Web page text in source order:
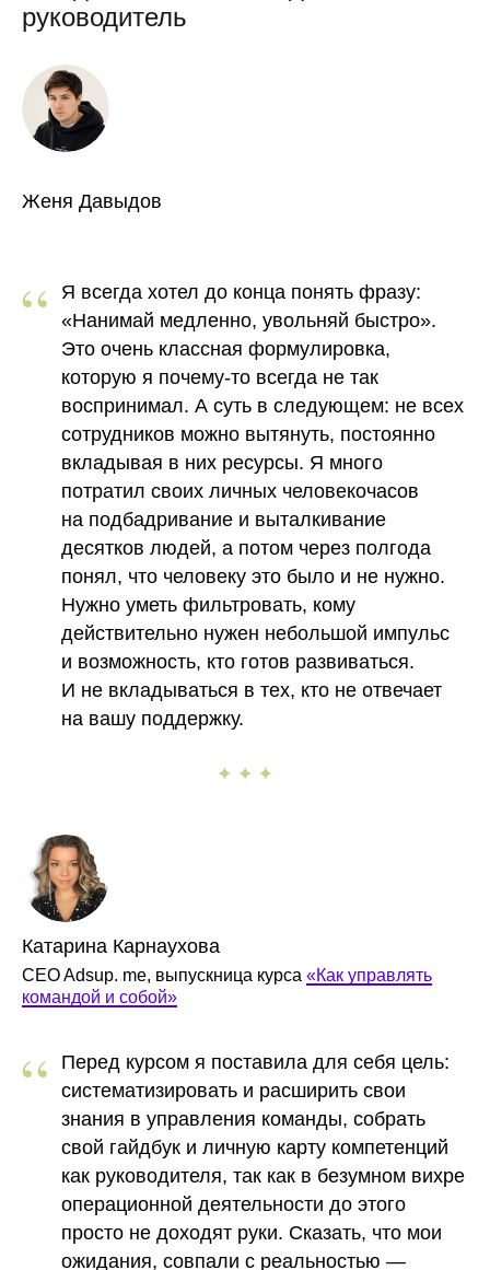
руководитель
Женя Давыдов
“
Я всегда хотел до конца понять фразу:
«Нанимай медленно, увольняй быстро».
Это очень классная формулировка,
которую я почему-то всегда не так
воспринимал. А суть в следующем: не всех
сотрудников можно вытянуть, постоянно
вкладывая в них ресурсы. Я много
потратил своих личных человекочасов
на подбадривание и выталкивание
десятков людей, а потом через полгода
понял, что человеку это было и не нужно.
Нужно уметь фильтровать, кому
действительно нужен небольшой импульс
и возможность, кто готов развиваться.
И не вкладываться в тех, кто не отвечает
на вашу поддержку.
Катарина Карнаухова
CEO Adsup. me, выпускница курса «Как управлять
командой и собой»
“
Перед курсом я поставила для себя цель:
систематизировать и расширить свои
знания в управления команды, собрать
свой гайдбук и личную карту компетенций
как руководителя, так как в безумном вихре
операционной деятельности до этого
просто не доходят руки. Сказать, что мои
ожидания, совпали с реальностью —